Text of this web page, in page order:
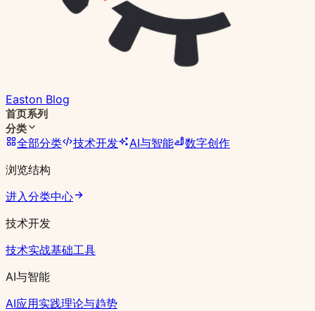
Easton Blog
首页系列
分类
全部分类 技术开发 AI与智能
数字创作
浏览结构
进入分类中心
技术开发
技术实战基础工具
AI与智能
AI应用实践理论与趋势